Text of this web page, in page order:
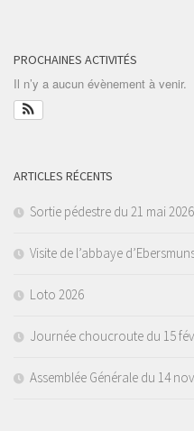
PROCHAINES ACTIVITÉS
Il n’y a aucun évènement à venir.
ARTICLES RÉCENTS
Sortie pédestre du 21 mai 2026
Visite de l’abbaye
Loto 2026
Journée choucroute du 15
Assemblée Générale du 14